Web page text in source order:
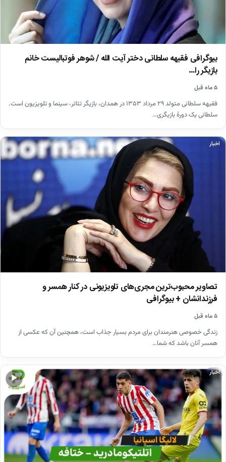
بیوگرافی فقیهه سلطانی دختر آیت الله / شوهر فوتبالیست خانم
بازیگر را…
۵ ماه قبل
فقیهه سلطانی متولد ۲۹ مرداد ۱۳۵۳ در همدان، بازیگر تئاتر، سینما و تلویزیون است.
سلطانی یک دورهٔ بازیگری…
اخبار
تصاویر محبوب‌ترین مجری‌های تلویزیونی در کنار همسر و
فرزندانشان + بیوگرافی
۵ ماه قبل
زندگی خصوصی هنرمندان برای مردم بسیار جذاب است، همچنین آن که عکسی از
همسر آنان باشد که شما…
▶
اخبار